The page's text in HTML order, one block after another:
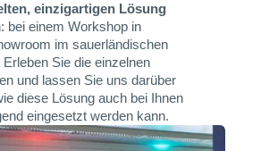
einzigartigen Lösung
bei einem Workshop in
im sauerländischen
Erleben Sie die einzelnen
und lassen Sie uns darüber
diese Lösung auch bei Ihnen
eingesetzt werden kann.